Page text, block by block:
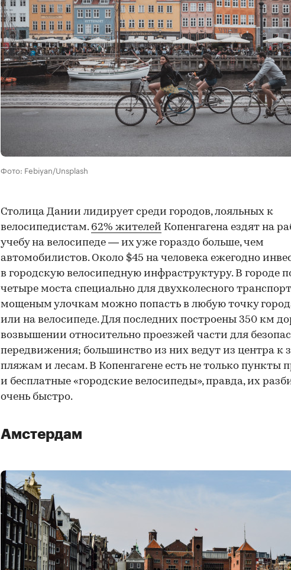
Фото: Febiyan/Unsplash
Столица Дании лидирует среди городов, лояльных к
велосипедистам. 62% жителей Копенгагена ездят на
учебу на велосипеде — их уже гораздо больше, чем
автомобилистов. Около $45 на человека ежегодно
в городскую велосипедную инфраструктуру. В городе
четыре моста специально для двухколесного
мощеным улочкам можно попасть в любую точку
или на велосипеде. Для последних построены 350 км
возвышении относительно проезжей части для
передвижения; большинство из них ведут из центра к
пляжам и лесам. В Копенгагене есть не только пункты
и бесплатные «городские велосипеды», правда, их
очень быстро.
Амстердам